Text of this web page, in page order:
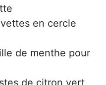
en cercle
de menthe pour
de citron vert